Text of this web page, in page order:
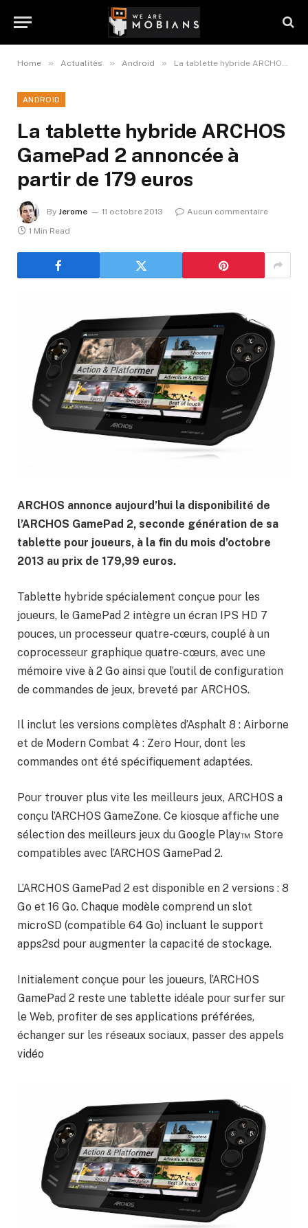
Home » Actualités » Android » La tablette hybride ARCHOS GamePad 2 annoncée à partir de 179 euros
ANDROID
La tablette hybride ARCHOS
GamePad 2 annoncée à
partir de 179 euros
By Jerome 11 octobre 2013
Aucun commentaire
1 Min Read
ARCHOS annonce aujourd’hui la disponibilité de
l’ARCHOS GamePad 2, seconde génération de sa
tablette pour joueurs, à la fin du mois d’octobre
2013 au prix de 179,99 euros.
Tablette hybride spécialement conçue pour les
joueurs, le GamePad 2 intègre un écran IPS HD 7
pouces, un processeur quatre-cœurs, couplé à un
coprocesseur graphique quatre-cœurs, avec une
mémoire vive à 2 Go ainsi que l’outil de configuration
de commandes de jeux, breveté par ARCHOS.
Il inclut les versions complètes d’Asphalt 8 : Airborne
et de Modern Combat 4 : Zero Hour, dont les
commandes ont été spécifiquement adaptées.
Pour trouver plus vite les meilleurs jeux, ARCHOS a
conçu l’ARCHOS GameZone. Ce kiosque affiche une
sélection des meilleurs jeux du Google Play™ Store
compatibles avec l’ARCHOS GamePad 2.
L’ARCHOS GamePad 2 est disponible en 2 versions : 8
Go et 16 Go. Chaque modèle comprend un slot
microSD (compatible 64 Go) incluant le support
apps2sd pour augmenter la capacité de stockage.
Initialement conçue pour les joueurs, l’ARCHOS
GamePad 2 reste une tablette idéale pour surfer sur
le Web, profiter de ses applications préférées,
échanger sur les réseaux sociaux, passer des appels
vidéo